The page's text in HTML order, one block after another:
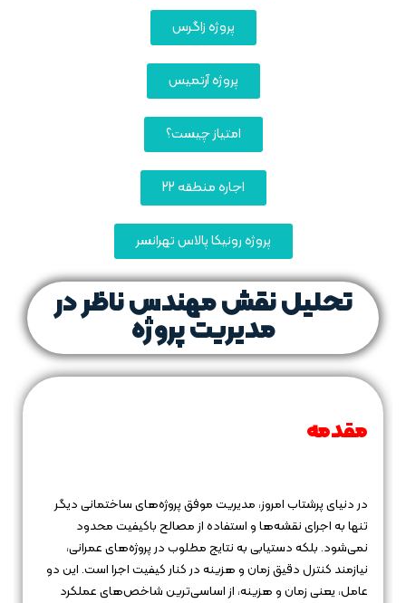
پروژه زاگرس
پروژه آرتمیس
امتیاز چیست؟
اجاره منطقه 22
پروژه رونیکا پالاس تهرانسر
تحلیل نقش مهندس ناظر در
مدیریت پروژه
مقدمه
در دنیای پرشتاب امروز، مدیریت موفق پروژه‌های ساختمانی دیگر
تنها به اجرای نقشه‌ها و استفاده از مصالح باکیفیت محدود
نمی‌شود. بلکه دستیابی به نتایج مطلوب در پروژه‌های عمرانی،
نیازمند کنترل دقیق زمان و هزینه در کنار کیفیت اجرا است. این دو
عامل، یعنی زمان و هزینه، از اساسی‌ترین شاخص‌های عملکرد